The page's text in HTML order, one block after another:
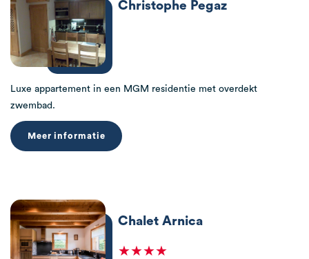
Christophe Pegaz
Luxe appartement in een MGM residentie met overdekt
zwembad.
Meer informatie
Chalet Arnica
★★★★